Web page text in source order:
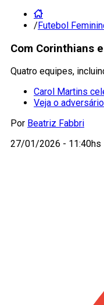
/Futebol
Com Corinthians
Quatro equipes,
Carol Martins
Veja o
Por Beatriz Fabbri
27/01/2026 - 11:40hs